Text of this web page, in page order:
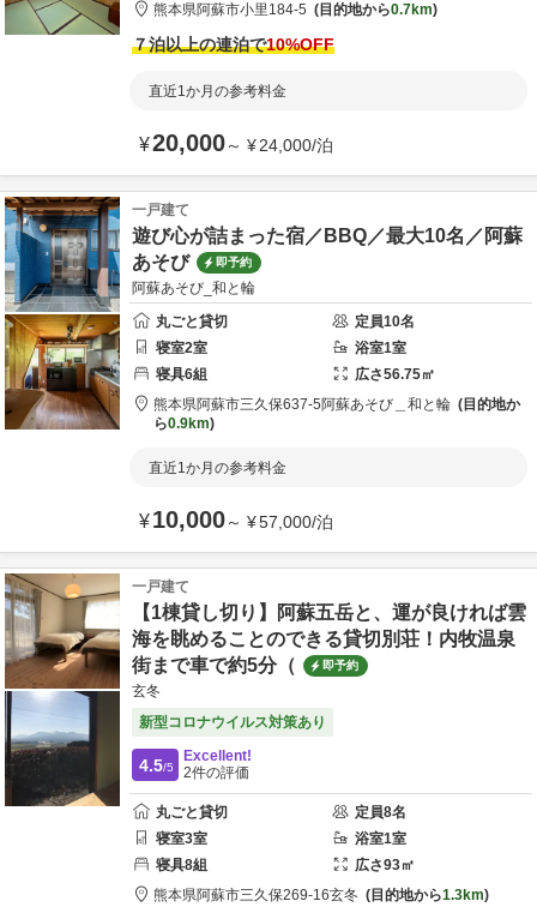
熊本県阿蘇市小里184-5 目的地から0.7km
７泊以上の連泊で10%OFF
直近1か月の参考料金
¥20,000～ ¥24,000/泊
一戸建て
遊び心が詰まった宿／BBQ／最大10名／阿蘇
あそび
即予約
阿蘇あそび_和と輪
丸ごと貸切
定員10名
寝室2室 浴室1室
寝具6組 広さ56.75㎡
熊本県阿蘇市三久保637-5阿蘇あそび＿和と輪
目的地か
ら0.9km
直近1か月の参考料金
¥10,000～ ¥57,000/泊
一戸建て
【1棟貸し切り】阿蘇五岳と、運が良ければ雲
海を眺めることのできる貸切別荘！内牧温泉
街まで車で約5分（
即予約
玄冬
新型コロナウイルス対策あり
4.5/5
Excellent!
2件の評価
丸ごと貸切 定員8名
寝室3室 浴室1室
寝具8組 広さ93㎡
熊本県阿蘇市三久保269-16玄冬 目的地から1.3km